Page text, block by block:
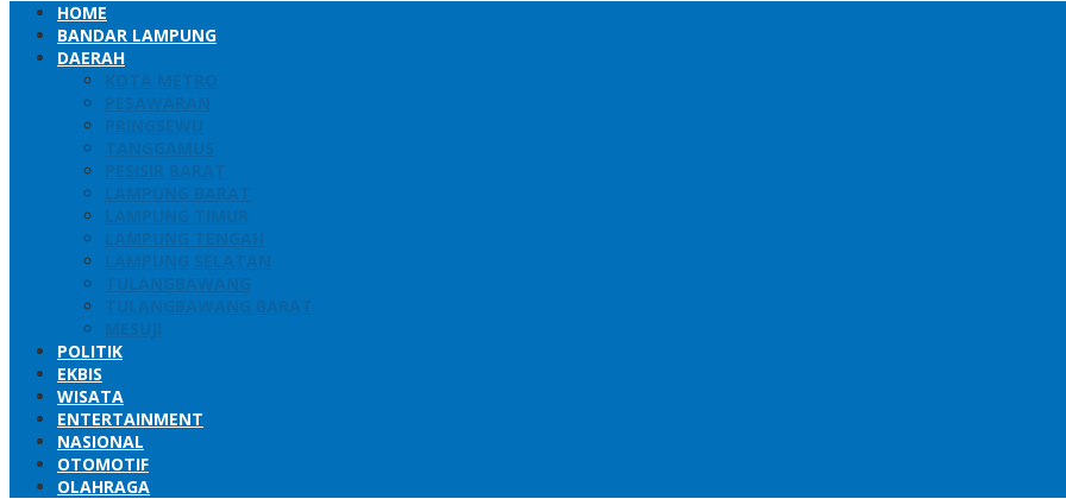
HOME
BANDAR LAMPUNG
DAERAH
KOTA METRO
PESAWARAN
PRINGSEWU
TANGGAMUS
PESISIR BARAT
LAMPUNG BARAT
LAMPUNG TIMUR
LAMPUNG TENGAH
LAMPUNG SELATAN
TULANGBAWANG
TULANGBAWANG BARAT
MESUJI
POLITIK
EKBIS
WISATA
ENTERTAINMENT
NASIONAL
OTOMOTIF
OLAHRAGA